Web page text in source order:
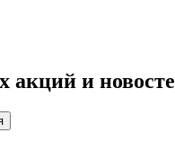
акций и